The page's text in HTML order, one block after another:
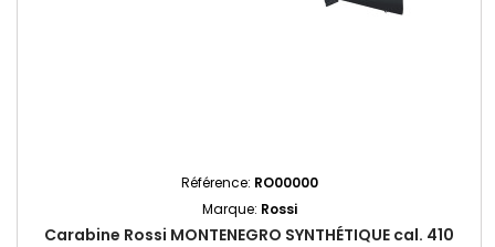
Référence: RO00000
Marque: Rossi
Carabine Rossi MONTENEGRO SYNTHÉTIQUE cal. 410